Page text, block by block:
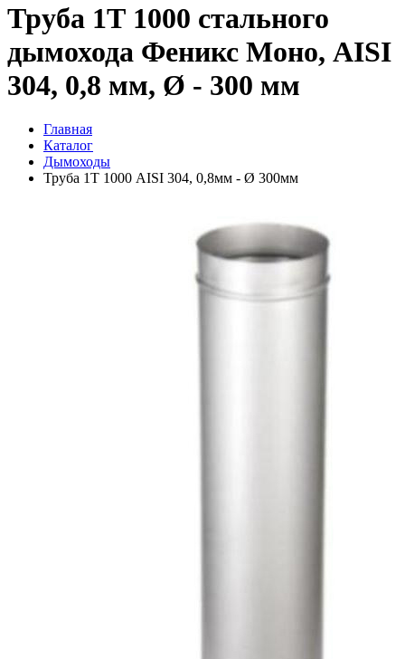
Труба 1Т 1000 стального
дымохода Феникс Моно, AISI
304, 0,8 мм, Ø - 300 мм
Главная
Каталог
Дымоходы
Труба 1Т 1000 AISI 304, 0,8мм - Ø 300мм